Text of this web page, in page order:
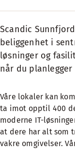
Scandic
beliggenhet i
løsninger og
når du
Våre lokaler kan
ta imot opptil 400
moderne IT-
at dere har alt som
vakre omgivelser.